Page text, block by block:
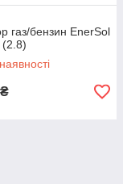
газ/бензин EnerSol
(2.8)
₴